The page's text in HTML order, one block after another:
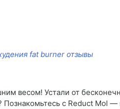
fat burner отзывы
весом! Устали от
Познакомьтесь с Reduct